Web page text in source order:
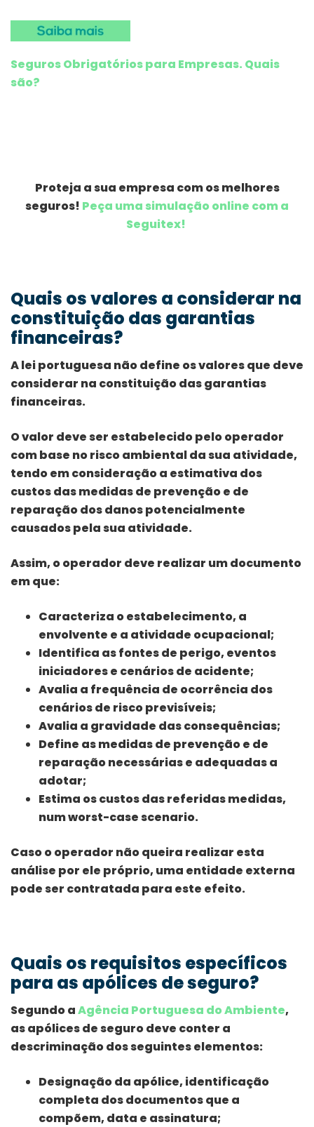
Seguros Obrigatórios para Empresas. Quais
são?
Proteja a sua empresa com os melhores
seguros! Peça uma simulação online com a
Seguitex!
Quais os valores a considerar na
constituição das garantias
financeiras?
A lei portuguesa não define os valores que deve
considerar na constituição das garantias
financeiras.
O valor deve ser estabelecido pelo operador
com base no risco ambiental da sua atividade,
tendo em consideração a estimativa dos
custos das medidas de prevenção e de
reparação dos danos potencialmente
causados pela sua atividade.
Assim, o operador deve realizar um documento
em que:
Caracteriza o estabelecimento, a
envolvente e a atividade ocupacional;
Identifica as fontes de perigo, eventos
iniciadores e cenários de acidente;
Avalia a frequência de ocorrência dos
cenários de risco previsíveis;
Avalia a gravidade das consequências;
Define as medidas de prevenção e de
reparação necessárias e adequadas a
adotar;
Estima os custos das referidas medidas,
num worst-case scenario.
Caso o operador não queira realizar esta
análise por ele próprio, uma entidade externa
pode ser contratada para este efeito.
Quais os requisitos específicos
para as apólices de seguro?
Segundo aAgência Portuguesa do Ambiente,
as apólices de seguro deve conter a
descriminação dos seguintes elementos:
Designação da apólice, identificação
completa dos documentos que a
compõem, data e assinatura;